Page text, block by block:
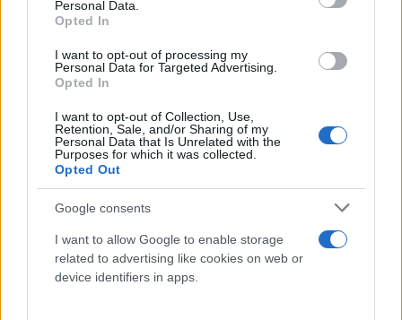
Personal Data.
Opted In
I want to opt-out of processing my
Personal Data for Targeted Advertising.
Opted In
I want to opt-out of Collection, Use,
Retention, Sale, and/or Sharing of my
Personal Data that Is Unrelated with the
Purposes for which it was collected.
Opted Out
Google consents
I want to allow Google to enable storage
related to advertising like cookies on web or
device identifiers in apps.